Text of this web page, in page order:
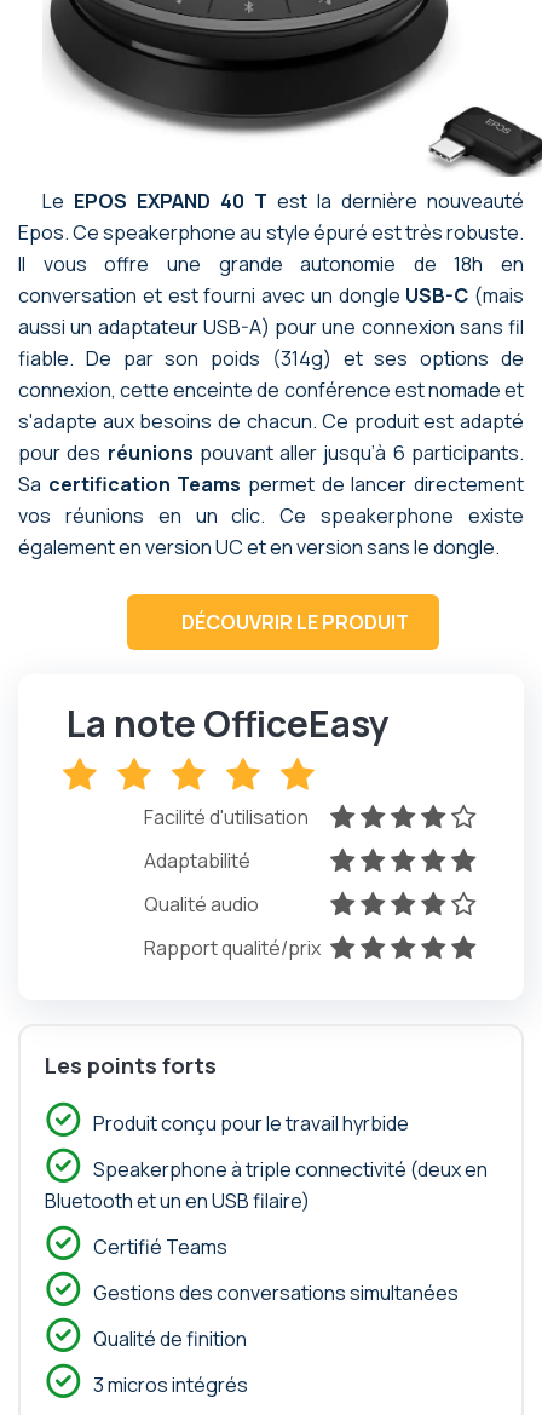
Le EPOS EXPAND 40 T est la dernière nouveauté
Epos. Ce speakerphone au style épuré est très robuste.
Il vous offre une grande autonomie de 18h en
conversation et est fourni avec un dongle USB-C (mais
aussi un adaptateur USB-A) pour une connexion sans fil
fiable. De par son poids (314g) et ses options de
connexion, cette enceinte de conférence est nomade et
s'adapte aux besoins de chacun. Ce produit est adapté
pour des réunions pouvant aller jusqu’à 6 participants.
Sa certification Teams permet de lancer directement
vos réunions en un clic. Ce speakerphone existe
également en version UC et en version sans le dongle.
DÉCOUVRIR LE PRODUIT
La note OfficeEasy
Facilité d'utilisation
Adaptabilité
Qualité audio
Rapport qualité/prix
Les points forts
Produit conçu pour le travail hyrbide
Speakerphone à triple connectivité (deux en
Bluetooth et un en USB filaire)
Certifié Teams
Gestions des conversations simultanées
Qualité de finition
3 micros intégrés